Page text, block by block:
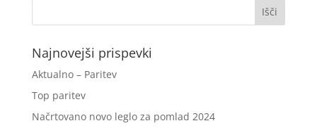
Najnovejši prispevki
Aktualno – Paritev
Top paritev
Načrtovano novo leglo za pomlad 2024